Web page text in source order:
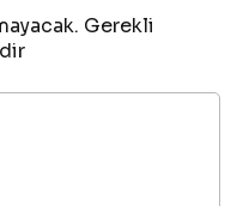
Gerekli